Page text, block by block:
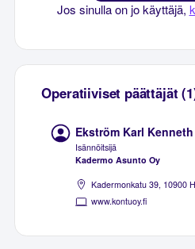
Jos sinulla on jo käyttäjä,
Operatiiviset päättäjät
Ekström Karl
Isännöitsijä
Kadermo Asunto Oy
Kadermonkatu 39, 10900
www.kontuoy.fi